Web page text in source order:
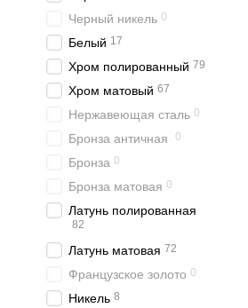
Черный никель 0
Белый 17
Хром полированный 79
Хром матовый 67
Нержавеющая сталь 0
Бронза античная 0
Бронза 0
Бронза матовая 0
Латунь полированная
82
Латунь матовая 72
Французское золото 0
Никель 8